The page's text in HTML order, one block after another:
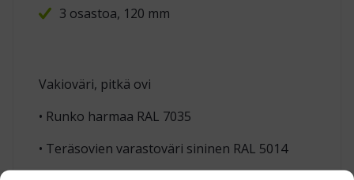
3 osastoa, 120 mm
Vakioväri, pitkä ovi
• Runko harmaa RAL 7035
• Teräsovien varastoväri sininen RAL 5014